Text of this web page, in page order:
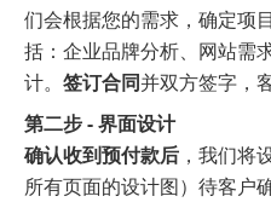
们会根据您的需求，确定项
括：企业品牌分析、网站需
计。 签订合同并双方签字，
第二步 -界面设计
确认收到预付款后 ，我们将
所有页面的设计图）待客户